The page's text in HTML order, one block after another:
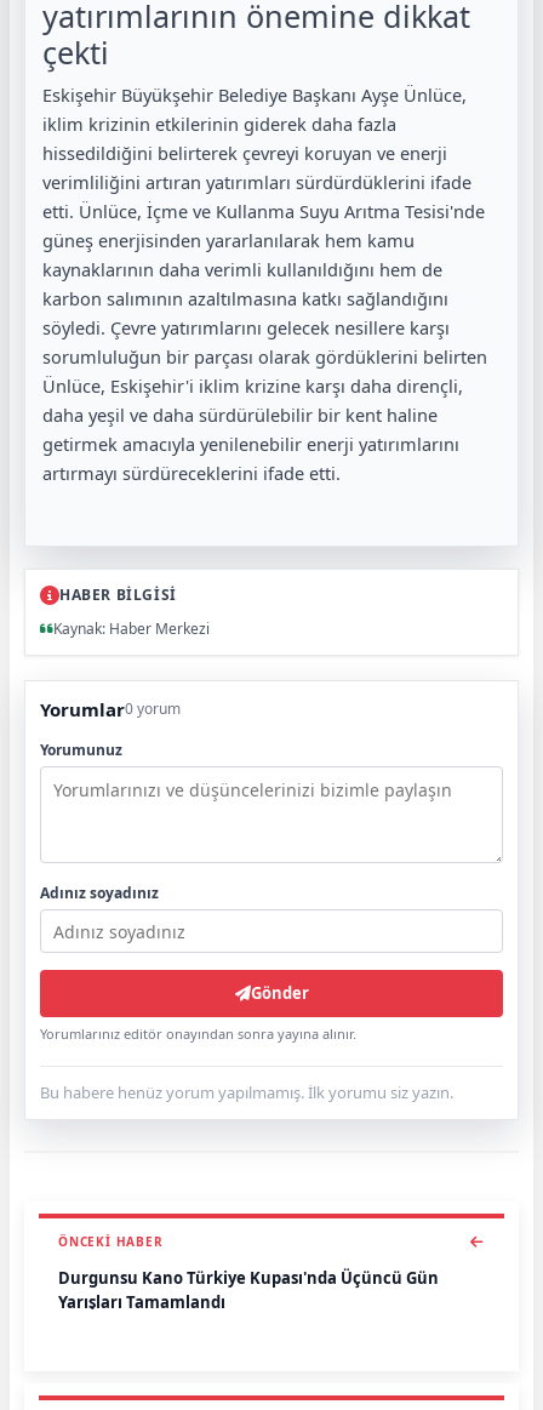
yatırımlarının önemine dikkat
çekti
Eskişehir Büyükşehir Belediye Başkanı Ayşe Ünlüce,
iklim krizinin etkilerinin giderek daha fazla
hissedildiğini belirterek çevreyi koruyan ve enerji
verimliliğini artıran yatırımları sürdürdüklerini ifade
etti. Ünlüce, İçme ve Kullanma Suyu Arıtma Tesisi'nde
güneş enerjisinden yararlanılarak hem kamu
kaynaklarının daha verimli kullanıldığını hem de
karbon salımının azaltılmasına katkı sağlandığını
söyledi. Çevre yatırımlarını gelecek nesillere karşı
sorumluluğun bir parçası olarak gördüklerini belirten
Ünlüce, Eskişehir'i iklim krizine karşı daha dirençli,
daha yeşil ve daha sürdürülebilir bir kent haline
getirmek amacıyla yenilenebilir enerji yatırımlarını
artırmayı sürdüreceklerini ifade etti.
HABER BİLGİSİ
Kaynak: Haber Merkezi
Yorumlar0 yorum
Yorumunuz
Adınız soyadınız
Gönder
Yorumlarınız editör onayından sonra yayına alınır.
Bu habere henüz yorum yapılmamış. İlk yorumu siz yazın.
ÖNCEKI HABER
Durgunsu Kano Türkiye Kupası'nda Üçüncü Gün
Yarışları Tamamlandı